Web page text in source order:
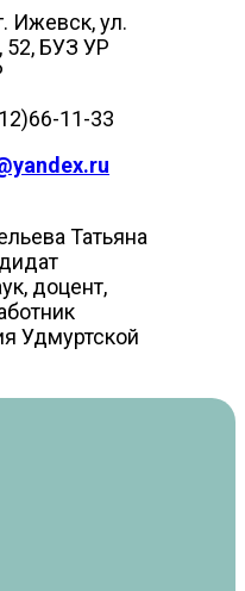
Ижевск, ул.
БУЗ УР
11-33
Татьяна
доцент,
Удмуртской